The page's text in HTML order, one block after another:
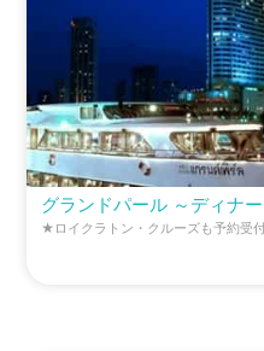
グランドパール ～ディナ
★ロイクラトン・クルーズも予約受付